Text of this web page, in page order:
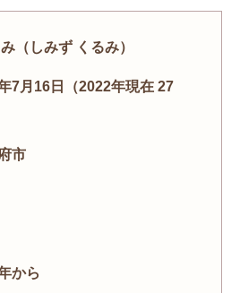
（しみず くるみ）
7月16日（2022年現在 27
市
から